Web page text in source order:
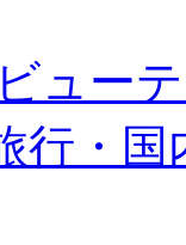
ュー
行・